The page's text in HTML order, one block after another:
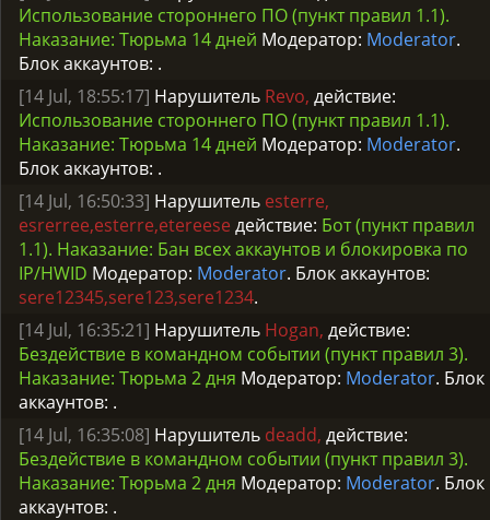
Использование стороннего ПО (пункт правил 1.1).
Наказание: Тюрьма 14 дней Модератор: Moderator.
Блок аккаунтов: .
[14 Jul, 18:55:17] Нарушитель Revo, действие:
Использование стороннего ПО (пункт правил 1.1).
Наказание: Тюрьма 14 дней Модератор: Moderator.
Блок аккаунтов: .
[14 Jul, 16:50:33] Нарушитель esterre,
esrerree,esterre,etereese действие: Бот (пункт правил
1.1). Наказание: Бан всех аккаунтов и блокировка по
IP/HWID Модератор: Moderator. Блок аккаунтов:
sere12345,sere123,sere1234.
[14 Jul, 16:35:21] Нарушитель Hogan, действие:
Бездействие в командном событии (пункт правил 3).
Наказание: Тюрьма 2 дня Модератор: Moderator. Блок
аккаунтов: .
[14 Jul, 16:35:08] Нарушитель deadd, действие:
Бездействие в командном событии (пункт правил 3).
Наказание: Тюрьма 2 дня Модератор: Moderator. Блок
аккаунтов: .